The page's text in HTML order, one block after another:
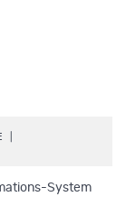
System